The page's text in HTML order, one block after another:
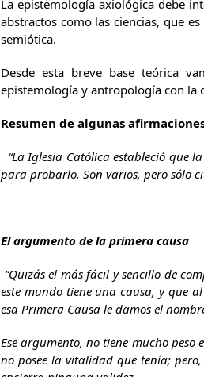
La epistemología axiológica debe
abstractos como las ciencias, que
semiótica.
Desde esta breve base teórica
epistemología y antropología con la
Resumen de algunas
“La Iglesia Católica estableció que
para probarlo. Son varios, pero sólo
El argumento de la primera causa
“Quizás el más fácil y sencillo de
este mundo tiene una causa, y que
esa Primera Causa le damos el
Ese argumento, no tiene mucho
no posee la vitalidad que tenía;